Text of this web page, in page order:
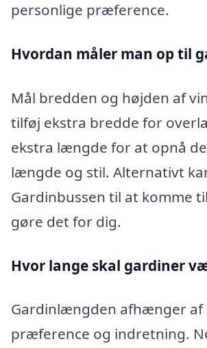
personlige præference.
Hvordan måler man op til
Mål bredden og højden af
tilføj ekstra bredde for
ekstra længde for at opnå
længde og stil. Alternativt
Gardinbussen til at komme
gøre det for dig.
Hvor lange skal gardiner
Gardinlængden afhænger af
præference og indretning.